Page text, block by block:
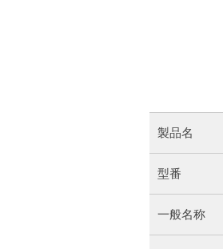
製品名
型番
一般名称